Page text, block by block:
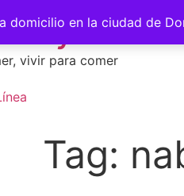
domicilio en la ciudad de
vivir para comer
Tag: